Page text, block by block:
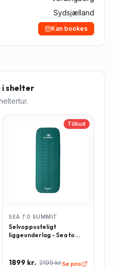
Sydsjælland
Kan bookes
shelter
Tilbud
SEA TO SUMMIT
Selvoppusteligt
liggeunderlag - Sea to
Grøn
1899 kr. 2199 kr.Se pris